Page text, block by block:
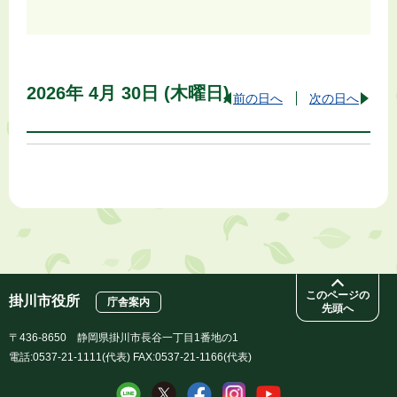
2026年 4月 30日 (木曜日 ) 前の日へ 次の日へ
このページの
先頭へ
掛川市役所 庁舎案内
〒436-8650 静岡県掛川市長谷一丁目1番地の1
電話:0537-21-1111(代表) FAX:0537-21-1166(代表)